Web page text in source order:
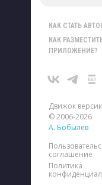
КАК СТАТЬ
КАК
ПРИЛОЖЕНИЕ?
Движок
© 2006-2026
А. Бобылев
соглашение
Политика